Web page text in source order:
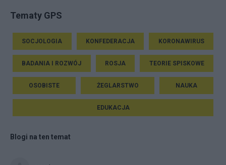
Tematy GPS
SOCJOLOGIA KONFEDERACJA KORONAWIRUS
BADANIA I ROZWÓJ ROSJA TEORIE SPISKOWE
OSOBISTE ŻEGLARSTWO NAUKA
EDUKACJA
Blogi na ten temat